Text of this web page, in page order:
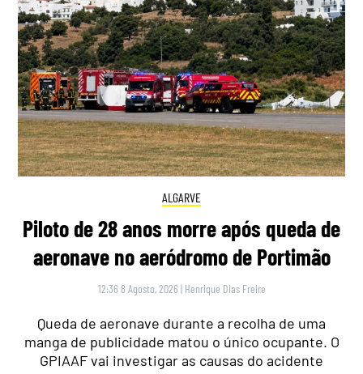
ALGARVE
Piloto de 28 anos morre após queda de
aeronave no aeródromo de Portimão
12:36 8 Agosto, 2026 | Henrique Dias Freire
Queda de aeronave durante a recolha de uma
manga de publicidade matou o único ocupante. O
GPIAAF vai investigar as causas do acidente